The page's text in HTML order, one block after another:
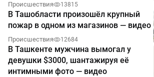
Происшествия 13815
В Ташобласти произошёл крупный
пожар в одном из магазинов — видео
Происшествия 12684
В Ташкенте мужчина вымогал у
девушки $3000, шантажируя её
интимными фото — видео